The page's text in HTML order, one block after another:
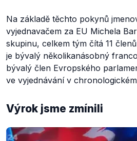
Na základě těchto pokynů
vyjednavačem za EU Michela
skupinu, celkem tým čítá 11
je bývalý několikanásobný
bývalý člen Evropského
ve vyjednávání v
Výrok jsme zmínili